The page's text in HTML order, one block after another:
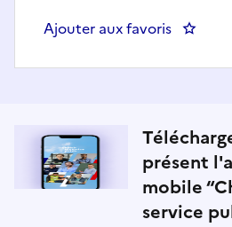
Ajouter aux favoris :
présent
mobile
service